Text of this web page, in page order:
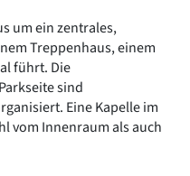
um ein zentrales,
Treppenhaus, einem
führt. Die
sind
Eine Kapelle im
vom Innenraum als auch